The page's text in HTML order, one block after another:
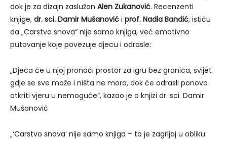
dok je za dizajn zaslužan Alen Zukanović. Recenzenti
knjige, dr. sci. Damir Mušanović i prof. Nadia Bandić, ističu
da „Carstvo snova“ nije samo knjiga, već emotivno
putovanje koje povezuje djecu i odrasle:
„Djeca će u njoj pronaći prostor za igru bez granica, svijet
gdje se sve može i ništa ne mora, dok će odrasli ponovo
otkriti vjeru u nemoguće”, kazao je o knjizi dr. sci. Damir
Mušanović
„‘Carstvo snova‘ nije samo knjiga – to je zagrljaj u obliku